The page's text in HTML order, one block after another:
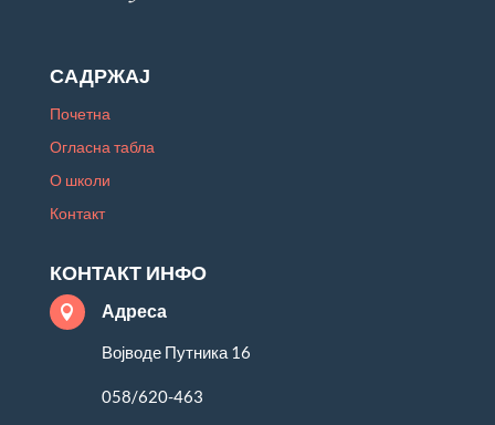
САДРЖАЈ
Почетна
Огласна табла
О школи
Контакт
КОНТАКТ ИНФО
 Адреса
Војводе Путника 16
058/620-463